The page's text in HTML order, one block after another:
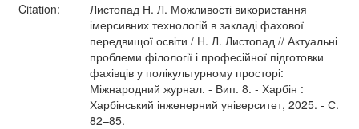
Citation:
Листопад Н. Л. Можливості використання
імерсивних технологій в закладі фахової
передвищої освіти / Н. Л. Листопад // Актуальні
проблеми філології і професійної підготовки
фахівців у полікультурному просторі:
Міжнародний журнал. - Вип. 8. - Харбін :
Харбінський інженерний університет, 2025. - С.
82–85.